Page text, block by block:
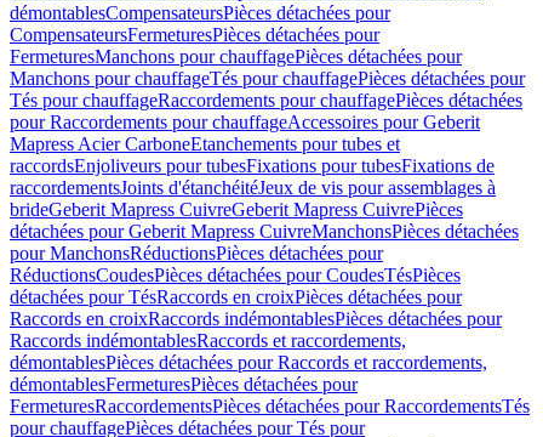
démontablesCompensateursPièces détachées pour
CompensateursFermeturesPièces détachées pour
FermeturesManchons pour chauffagePièces détachées pour
Manchons pour chauffageTés pour chauffagePièces détachées pour
Tés pour chauffageRaccordements pour chauffagePièces détachées
pour Raccordements pour chauffageAccessoires pour Geberit
Mapress Acier CarboneEtanchements pour tubes et
raccordsEnjoliveurs pour tubesFixations pour tubesFixations de
raccordementsJoints d'étanchéitéJeux de vis pour assemblages à
brideGeberit Mapress CuivreGeberit Mapress CuivrePièces
détachées pour Geberit Mapress CuivreManchonsPièces détachées
pour ManchonsRéductionsPièces détachées pour
RéductionsCoudesPièces détachées pour CoudesTésPièces
détachées pour TésRaccords en croixPièces détachées pour
Raccords en croixRaccords indémontablesPièces détachées pour
Raccords indémontablesRaccords et raccordements,
démontablesPièces détachées pour Raccords et raccordements,
démontablesFermeturesPièces détachées pour
FermeturesRaccordementsPièces détachées pour RaccordementsTés
pour chauffagePièces détachées pour Tés pour